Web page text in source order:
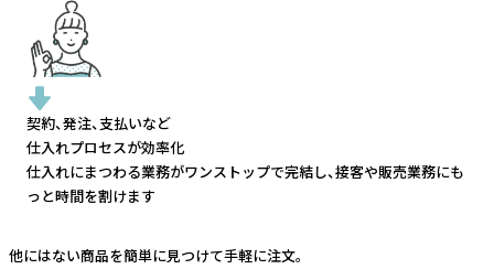
契約、発注、支払いなど
仕入れプロセスが効率化
仕入れにまつわる業務がワンストップで完結し、接客や販売業務にも
っと時間を割けます
他にはない商品を簡単に見つけて手軽に注文。